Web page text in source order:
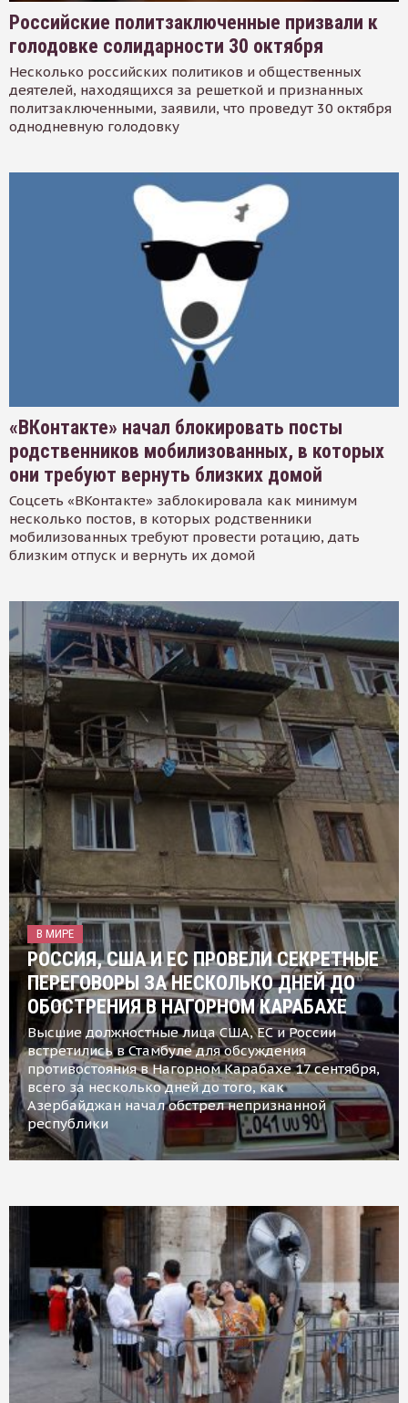
Российские политзаключенные призвали к
голодовке солидарности 30 октября
Несколько российских политиков и общественных
деятелей, находящихся за решеткой и признанных
политзаключенными, заявили, что проведут 30 октября
однодневную голодовку
«ВКонтакте» начал блокировать посты
родственников мобилизованных, в которых
они требуют вернуть близких домой
Соцсеть «ВКонтакте» заблокировала как минимум
несколько постов, в которых родственники
мобилизованных требуют провести ротацию, дать
близким отпуск и вернуть их домой
В МИРЕ
РОССИЯ, США И ЕС ПРОВЕЛИ СЕКРЕТНЫЕ
ПЕРЕГОВОРЫ ЗА НЕСКОЛЬКО ДНЕЙ ДО
ОБОСТРЕНИЯ В НАГОРНОМ КАРАБАХЕ
Высшие должностные лица США, ЕС и России
встретились в Стамбуле для обсуждения
противостояния в Нагорном Карабахе 17 сентября,
всего за несколько дней до того, как
Азербайджан начал обстрел непризнанной
республики